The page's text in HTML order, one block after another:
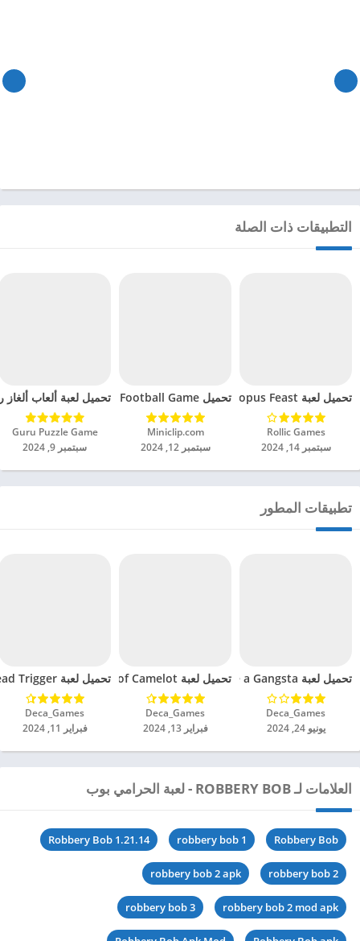
التطبيقات ذات الصلة
تحميل لعبة Octopus Feast مهكرة للاندرويد 2024
Rollic Games‏
سبتمبر 14, 2024
تحميل Soccer Hero PvP Football Game مهكرة للاندرويد 2024
Miniclip.com‏
سبتمبر 12, 2024
تحميل لعبة ألعاب ألغاز
Guru Puzzle Game‏
سبتمبر 9, 2024
تطبيقات المطور
تحميل لعبة Call me a Gangsta مهكرة للاندرويد 2024
Deca_Games‏
يونيو 24, 2024
تحميل لعبة Heroes of Camelot مهكرة للاندرويد 2024
Deca_Games‏
فبراير 13, 2024
تحميل لعبة Dead Trigger مهكرة للاندرويد 2024
Deca_Games‏
فبراير 11, 2024
العلامات لـ ROBBERY BOB - لعبة الحرامي بوب
Robbery Bob
robbery bob 1
Robbery Bob 1.21.14
robbery bob 2
robbery bob 2 apk
robbery bob 2 mod apk
robbery bob 3